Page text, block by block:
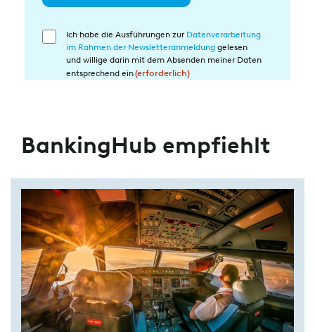
Einwilligung
Ich habe die Ausführungen zur Datenverarbeitung
im Rahmen der Newsletteranmeldung gelesen
und willige darin mit dem Absenden meiner Daten
entsprechend ein(erforderlich)
BankingHub empfiehlt